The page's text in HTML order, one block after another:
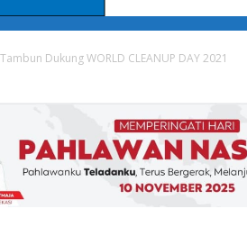
Dukung WORLD CLEANUP DAY 2021